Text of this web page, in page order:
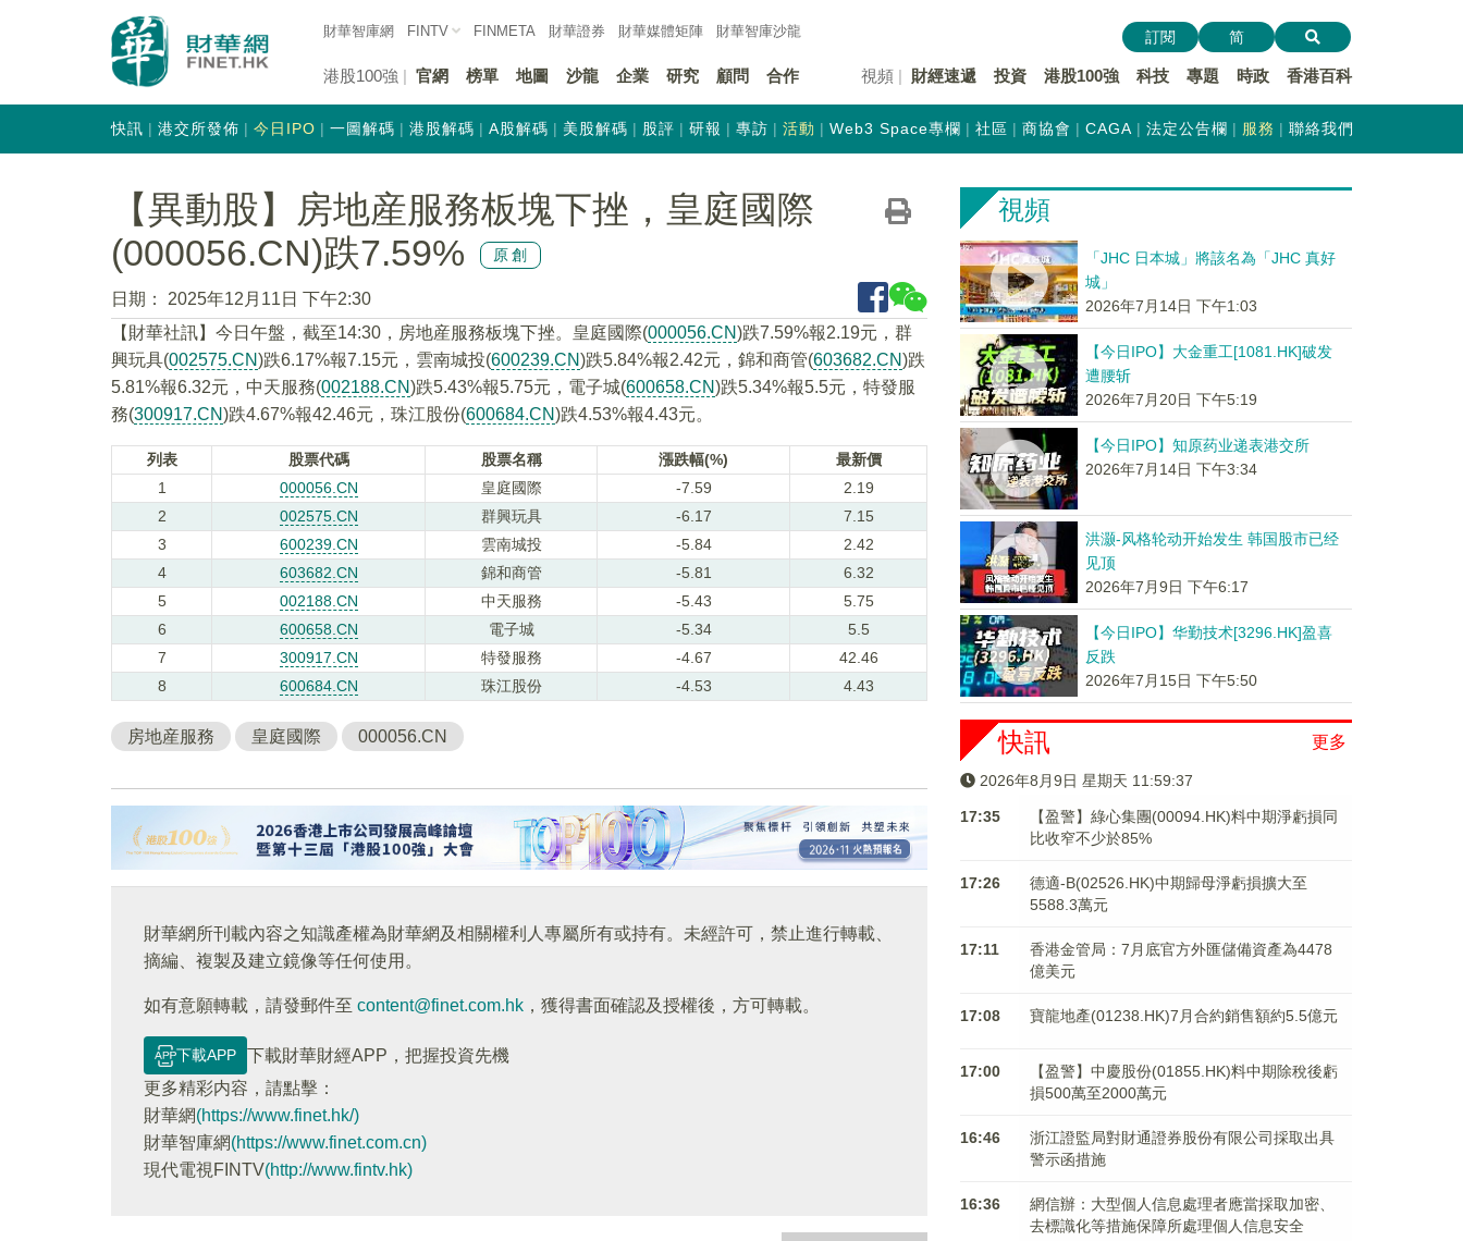
財華智庫網 FINTV FINMETA 財華證券 財華媒體矩陣 財華智庫沙龍
港股100強 官網 榜單 地圖 沙龍 企業 研究 顧問 合作 視頻 財經速遞 投資 港股100強 科技 專題 時政 香港百科
訂閱 简
快訊 港交所發佈 今日IPO 一圖解碼 港股解碼 A股解碼 美股解碼 股評 研報 專訪 活動 Web3 Space專欄 社區 商協會 CAGA 法定公告欄 服務 聯絡我們
【異動股】房地産服務板塊下挫，皇庭國際
(000056.CN)跌7.59%
原創
日期：
2025年12月11日 下午2:30
【財華社訊】今日午盤，截至14:30，房地産服務板塊下挫。皇庭國際(000056.CN)跌7.59%報2.19元，群
興玩具(002575.CN)跌6.17%報7.15元，雲南城投(600239.CN)跌5.84%報2.42元，錦和商管(603682.CN)跌
5.81%報6.32元，中天服務(002188.CN)跌5.43%報5.75元，電子城(600658.CN)跌5.34%報5.5元，特發服
務(300917.CN)跌4.67%報42.46元，珠江股份(600684.CN)跌4.53%報4.43元。
列表 股票代碼 股票名稱 漲跌幅(%)
最新價
1
000056.CN 皇庭國際 -7.59
2.19
2
002575.CN 群興玩具 -6.17
7.15
3
600239.CN 雲南城投 -5.84
2.42
4
603682.CN 錦和商管 -5.81
6.32
5
002188.CN 中天服務 -5.43
5.75
6
600658.CN 電子城 -5.34
5.5
7
300917.CN 特發服務 -4.67
42.46
8
600684.CN 珠江股份 -4.53 4.43
房地産服務 皇庭國際 000056.CN
財華網所刊載內容之知識產權為財華網及相關權利人專屬所有或持有。未經許可，禁止進行轉載、
摘編、複製及建立鏡像等任何使用。
如有意願轉載，請發郵件至 content@finet.com.hk ，獲得書面確認及授權後，方可轉載。
下載APP
下載財華財經APP，把握投資先機
更多精彩内容，請點擊：
財華網(https://www.finet.hk/)
財華智庫網(https://www.finet.com.cn)
現代電視FINTV(http://www.fintv.hk)
視頻
「JHC 日本城」將該名為「JHC 真好
城」
2026年7月14日 下午1:03
【今日IPO】大金重工[1081.HK]破发
遭腰斩
2026年7月20日 下午5:19
【今日IPO】知原药业递表港交所
2026年7月14日 下午3:34
洪灏-风格轮动开始发生 韩国股市已经
见顶
2026年7月9日 下午6:17
【今日IPO】华勤技术[3296.HK]盈喜
反跌
2026年7月15日 下午5:50
更多
快訊
2026年8月9日 星期天 11:59:38
17:35
【盈警】綠心集團(00094.HK)料中期淨虧損同
比收窄不少於85%
17:26
德適-B(02526.HK)中期歸母淨虧損擴大至
5588.3萬元
17:11
香港金管局：7月底官方外匯儲備資產為4478
億美元
17:08 寶龍地產(01238.HK)7月合約銷售額約5.5億元
17:00
【盈警】中慶股份(01855.HK)料中期除稅後虧
損500萬至2000萬元
16:46
浙江證監局對財通證券股份有限公司採取出具
警示函措施
16:36
網信辦：大型個人信息處理者應當採取加密、
去標識化等措施保障所處理個人信息安全